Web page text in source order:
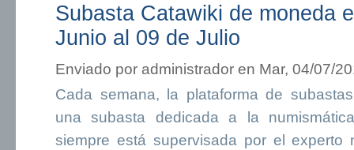
Subasta Catawiki de moneda
Junio al 09 de Julio
Enviado por administrador en Mar, 04/07/
Cada semana, la plataforma de
una subasta dedicada a la
siempre está supervisada por el experto